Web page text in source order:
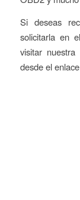
Si deseas
solicitarla en
visitar
desde el